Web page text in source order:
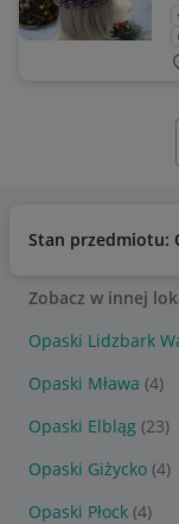
Stan przedmiotu:
Zobacz w innej
Opaski Lidzbark
Opaski Mława (4)
Opaski Elbląg (23)
Opaski Giżycko (4)
Opaski Płock (4)